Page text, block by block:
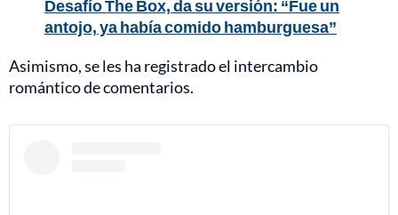
Desafío The Box, da su versión: “Fue un
antojo, ya había comido hamburguesa”
Asimismo, se les ha registrado el intercambio
romántico de comentarios.